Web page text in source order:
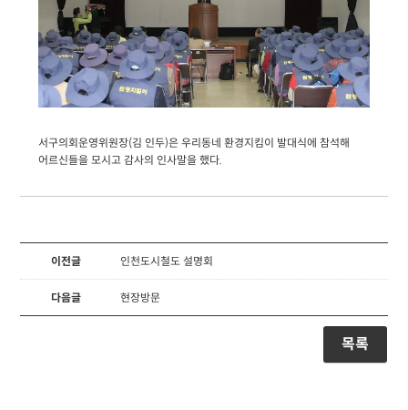
서구의회운영위원장(김 인두)은 우리동네 환경지킴이 발대식에 참석해
어르신들을 모시고 감사의 인사말을 했다.
이전글 인천도시철도 설명회
다음글 현장방문
목록